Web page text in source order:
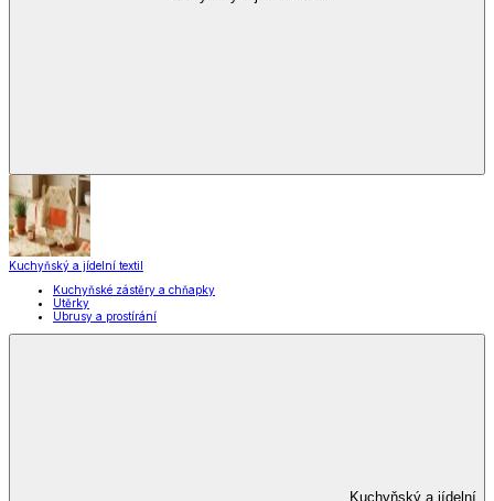
Kuchyňský a jídelní textil
Kuchyňské zástěry a chňapky
Utěrky
Ubrusy a prostírání
Kuchyňský a jídelní